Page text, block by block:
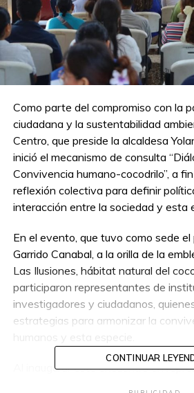
Como parte del compromiso con la
ciudadana y la sustentabilidad
Centro, que preside la alcaldesa
inició el mecanismo de consulta
Convivencia humano-cocodrilo”, a
reflexión colectiva para definir
interacción entre la sociedad y esta
En el evento, que tuvo como sede el
Garrido Canabal, a la orilla de la
Las Ilusiones, hábitat natural del
participaron representantes de
investigadores y ciudadanos,
estrategias para armonizar la
Al inaugurar este encuentro en
CONTINUAR